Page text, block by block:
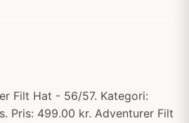
Filt Hat - 56/57. Kategori:
Pris: 499.00 kr. Adventurer Filt